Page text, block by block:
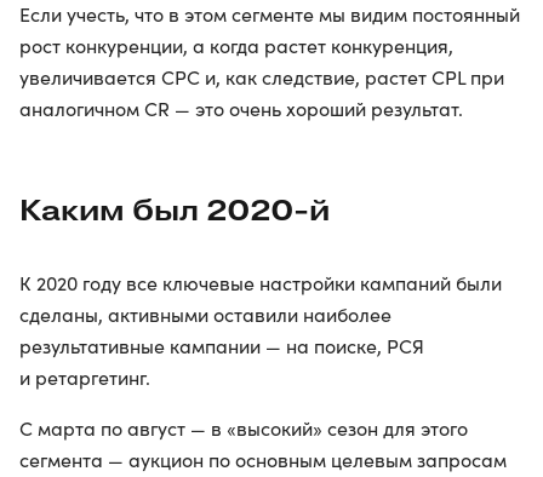
Если учесть, что в этом сегменте мы видим постоянный
рост конкуренции, а когда растет конкуренция,
увеличивается CPC и, как следствие, растет CPL при
аналогичном CR — это очень хороший результат.
Каким был 2020-й
К 2020 году все ключевые настройки кампаний были
сделаны, активными оставили наиболее
результативные кампании — на поиске, РСЯ
и ретаргетинг.
С марта по август — в «высокий» сезон для этого
сегмента — аукцион по основным целевым запросам